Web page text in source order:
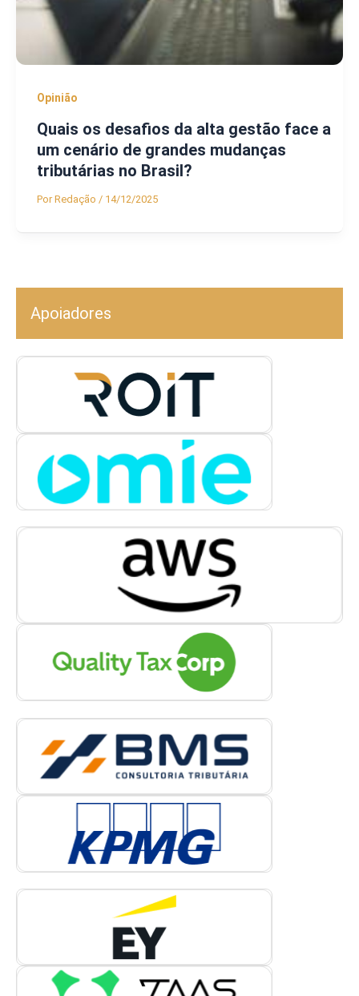
Opinião
Quais os desafios da alta gestão face a
um cenário de grandes mudanças
tributárias no Brasil?
PorRedação / 14/12/2025
Apoiadores